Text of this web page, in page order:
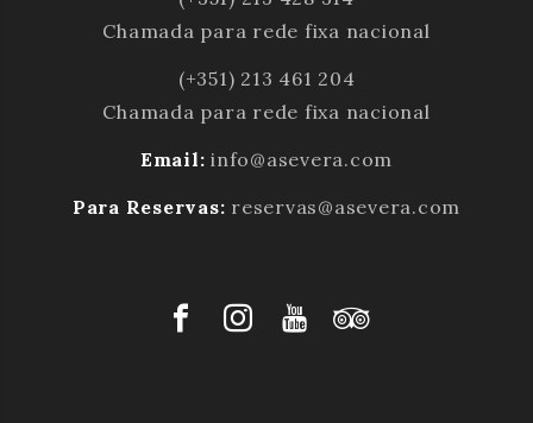
Chamada para rede fixa nacional
(+351) 213 461 204
Chamada para rede fixa nacional
Email: info@asevera.com
Para Reservas: reservas@asevera.com